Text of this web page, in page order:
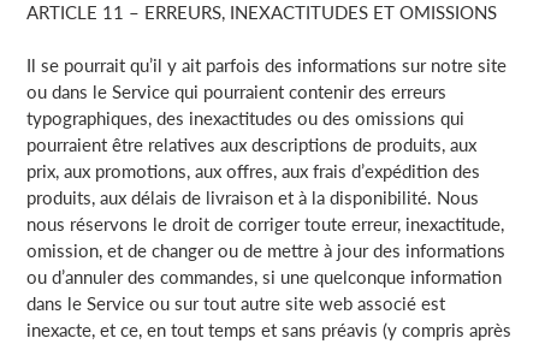
ARTICLE 11 – ERREURS, INEXACTITUDES ET OMISSIONS
Il se pourrait qu’il y ait parfois des informations sur notre site
ou dans le Service qui pourraient contenir des erreurs
typographiques, des inexactitudes ou des omissions qui
pourraient être relatives aux descriptions de produits, aux
prix, aux promotions, aux offres, aux frais d’expédition des
produits, aux délais de livraison et à la disponibilité. Nous
nous réservons le droit de corriger toute erreur, inexactitude,
omission, et de changer ou de mettre à jour des informations
ou d’annuler des commandes, si une quelconque information
dans le Service ou sur tout autre site web associé est
inexacte, et ce, en tout temps et sans préavis (y compris après